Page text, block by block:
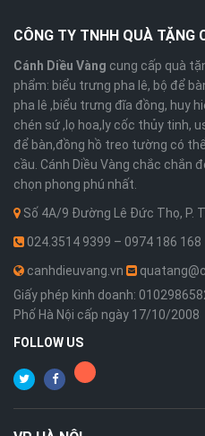
CÔNG TY TNHH QUÀ TẶNG
Cánh Diều Vàng cung cấp quà
phẩm: biểu trưng pha lê, bộ để
pha lê ,biểu trưng đĩa đồng, huy
chén sứ ,lọ hoa,ly cốc thủy tinh,
để bàn,đồng hồ treo tường có
cầu. Cánh Diều Vàng chắc chắn
chọn phong phú nhất.
Số 4A/9 Đường Lê Đức Thọ, P.
024.3514 9399 – 0974 186 168
canhdieuvang.vn
Giấy phép kinh doanh:
Phố Hà Nội cấp ngày 17/10/2008
FOLLOW US